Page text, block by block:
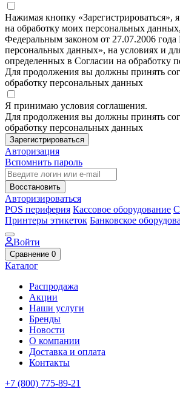
Нажимая кнопку «Зарегистрироваться»,
на обработку моих персональных
Федеральным законом от 27.07.2006
персональных данных», на условиях и
определенных в Согласии на обработку
Для продолжения вы должны принять
обработку персональных данных
Я принимаю условия соглашения.
Для продолжения вы должны принять
обработку персональных данных
Зарегистрироваться
Авторизация
Вспомнить пароль
Восстановить
Авторизироваться
POS периферия Кассовое оборудование
Принтеры этикеток Банковское
Войти
Сравнение 0
Каталог
Распродажа
Акции
Наши услуги
Бренды
Новости
О компании
Доставка и оплата
Контакты
+7 (800) 775-89-21